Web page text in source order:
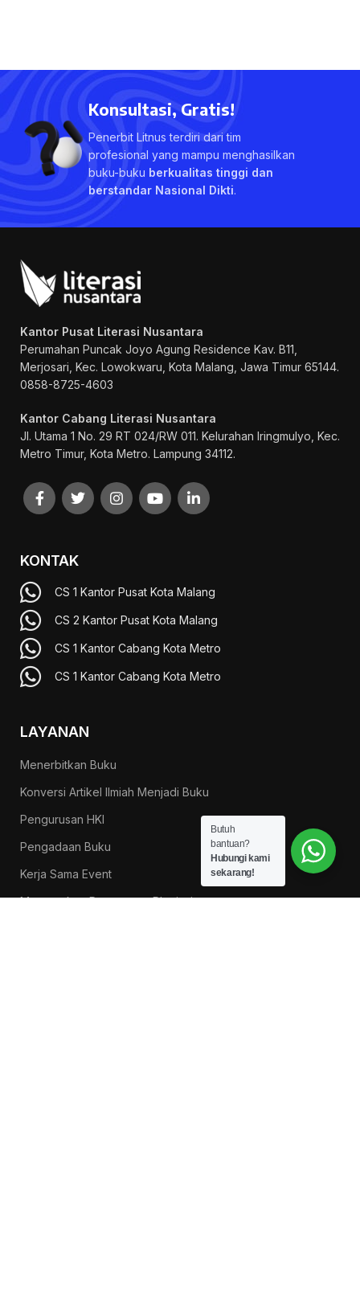
Konsultasi, Gratis!
Penerbit Litnus terdiri dari tim
profesional yang mampu menghasilkan
buku-buku berkualitas tinggi dan
berstandar Nasional Dikti.
Kantor Pusat Literasi Nusantara
Perumahan Puncak Joyo Agung Residence Kav. B11,
Merjosari, Kec. Lowokwaru, Kota Malang, Jawa Timur 65144.
0858-8725-4603
Kantor Cabang Literasi Nusantara
Jl. Utama 1 No. 29 RT 024/RW 011. Kelurahan Iringmulyo, Kec.
Metro Timur, Kota Metro. Lampung 34112.
KONTAK
CS 1 Kantor Pusat Kota Malang
CS 2 Kantor Pusat Kota Malang
CS 1 Kantor Cabang Kota Metro
CS 1 Kantor Cabang Kota Metro
LAYANAN
Menerbitkan Buku
Konversi Artikel Ilmiah Menjadi Buku
Pengurusan HKI
Pengadaan Buku
Kerja Sama Event
Menurunkan Persentase Plagiasi
Butuh
bantuan?
Hubungi kami
sekarang!